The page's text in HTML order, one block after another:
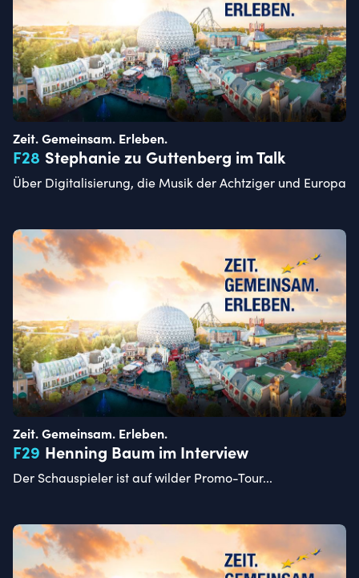
Zeit. Gemeinsam. Erleben.
F28 Stephanie zu Guttenberg im Talk
Über Digitalisierung, die Musik der Achtziger und Europa
Zeit. Gemeinsam. Erleben.
F29 Henning Baum im Interview
Der Schauspieler ist auf wilder Promo-Tour...